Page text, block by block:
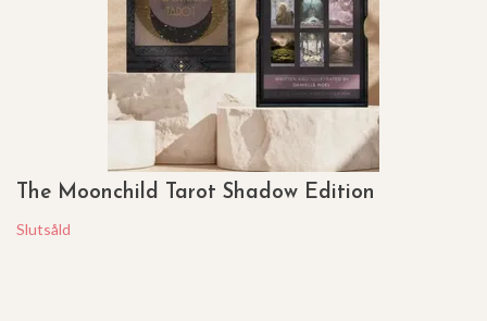
The Moonchild Tarot Shadow Edition
Slutsåld